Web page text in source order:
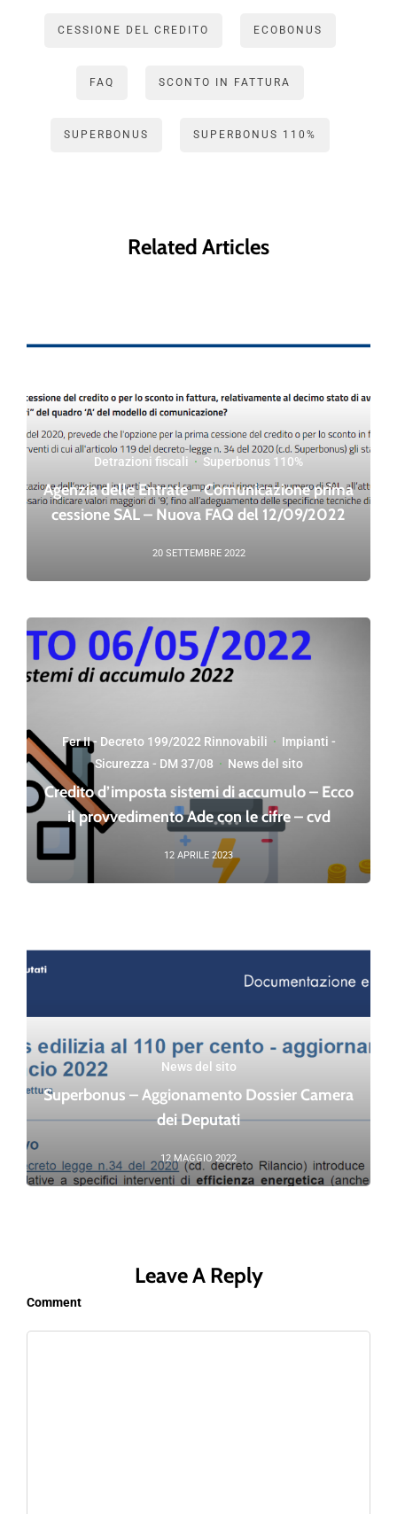
CESSIONE DEL CREDITO ECOBONUS
FAQ SCONTO IN FATTURA
SUPERBONUS SUPERBONUS 110%
Related Articles
Detrazioni fiscali · Superbonus 110%
Agenzia delle Entrate – Comunicazione prima
cessione SAL – Nuova FAQ del 12/09/2022
20 SETTEMBRE 2022
Fer II - Decreto 199/2022 Rinnovabili · Impianti -
Sicurezza - DM 37/08 · News del sito
Credito d’imposta sistemi di accumulo – Ecco
il provvedimento Ade con le cifre – cvd
12 APRILE 2023
News del sito
Superbonus – Aggionamento Dossier Camera
dei Deputati
12 MAGGIO 2022
Leave A Reply
Comment